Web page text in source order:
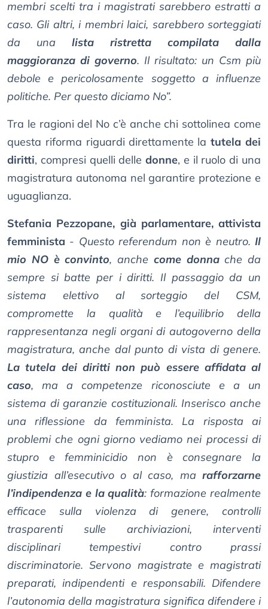
membri scelti tra i magistrati sarebbero estratti a
caso. Gli altri, i membri laici, sarebbero sorteggiati
da una lista ristretta compilata dalla
maggioranza di governo. Il risultato: un Csm più
debole e pericolosamente soggetto a influenze
politiche. Per questo diciamo No”.
Tra le ragioni del No c’è anche chi sottolinea come
questa riforma riguardi direttamente latutela dei
diritti, compresi quelli delledonne, e il ruolo di una
magistratura autonoma nel garantire protezione e
uguaglianza.
Stefania Pezzopane, già parlamentare, attivista
femminista - Questo referendum non è neutro.Il
mio NO è convinto, anche come donnache da
sempre si batte per i diritti. Il passaggio da un
sistema elettivo al sorteggio del CSM,
compromette la qualità e l’equilibrio della
rappresentanza negli organi di autogoverno della
magistratura, anche dal punto di vista di genere.
La tutela dei diritti non può essere affidata al
caso, ma a competenze riconosciute e a un
sistema di garanzie costituzionali. Inserisco anche
una riflessione da femminista. La risposta ai
problemi che ogni giorno vediamo nei processi di
stupro e femminicidio non è consegnare la
giustizia all’esecutivo o al caso, ma rafforzarne
l’indipendenza e la qualità: formazione realmente
efficace sulla violenza di genere, controlli
trasparenti sulle archiviazioni, interventi
disciplinari tempestivi contro prassi
discriminatorie. Servono magistrate e magistrati
preparati, indipendenti e responsabili. Difendere
l’autonomia della magistratura significa difendere i